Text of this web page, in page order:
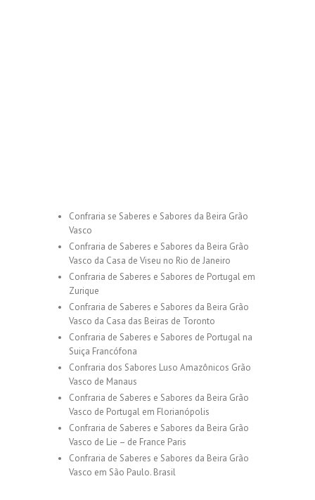
Confraria se Saberes e Sabores da Beira Grão
Vasco
Confraria de Saberes e Sabores da Beira Grão
Vasco da Casa de Viseu no Rio de Janeiro
Confraria de Saberes e Sabores de Portugal em
Zurique
Confraria de Saberes e Sabores da Beira Grão
Vasco da Casa das Beiras de Toronto
Confraria de Saberes e Sabores de Portugal na
Suiça Francófona
Confraria dos Sabores Luso Amazônicos Grão
Vasco de Manaus
Confraria de Saberes e Sabores da Beira Grão
Vasco de Portugal em Florianópolis
Confraria de Saberes e Sabores da Beira Grão
Vasco de Lie – de France Paris
Confraria de Saberes e Sabores da Beira Grão
Vasco em São Paulo. Brasil